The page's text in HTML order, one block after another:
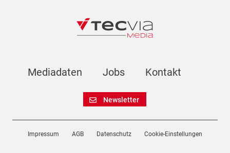
Mediadaten Jobs Kontakt
Newsletter
Impressum AGB Datenschutz Cookie-Einstellungen